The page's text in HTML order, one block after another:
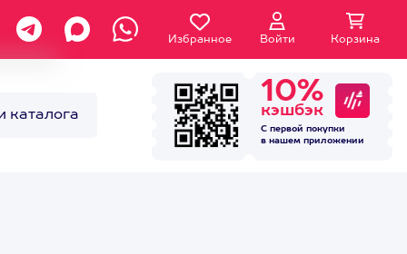
Избранное Войти Корзина
каталога
10%
кэшбэк
С первой покупки
в нашем приложении